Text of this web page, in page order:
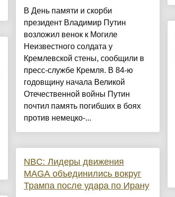
В День памяти и скорби
президент Владимир Путин
возложил венок к Могиле
Неизвестного солдата у
Кремлевской стены, сообщили в
пресс-службе Кремля. В 84-ю
годовщину начала Великой
Отечественной войны Путин
почтил память погибших в боях
против немецко-...
NBC: Лидеры движения
MAGA объединились вокруг
Трампа после удара по Ирану